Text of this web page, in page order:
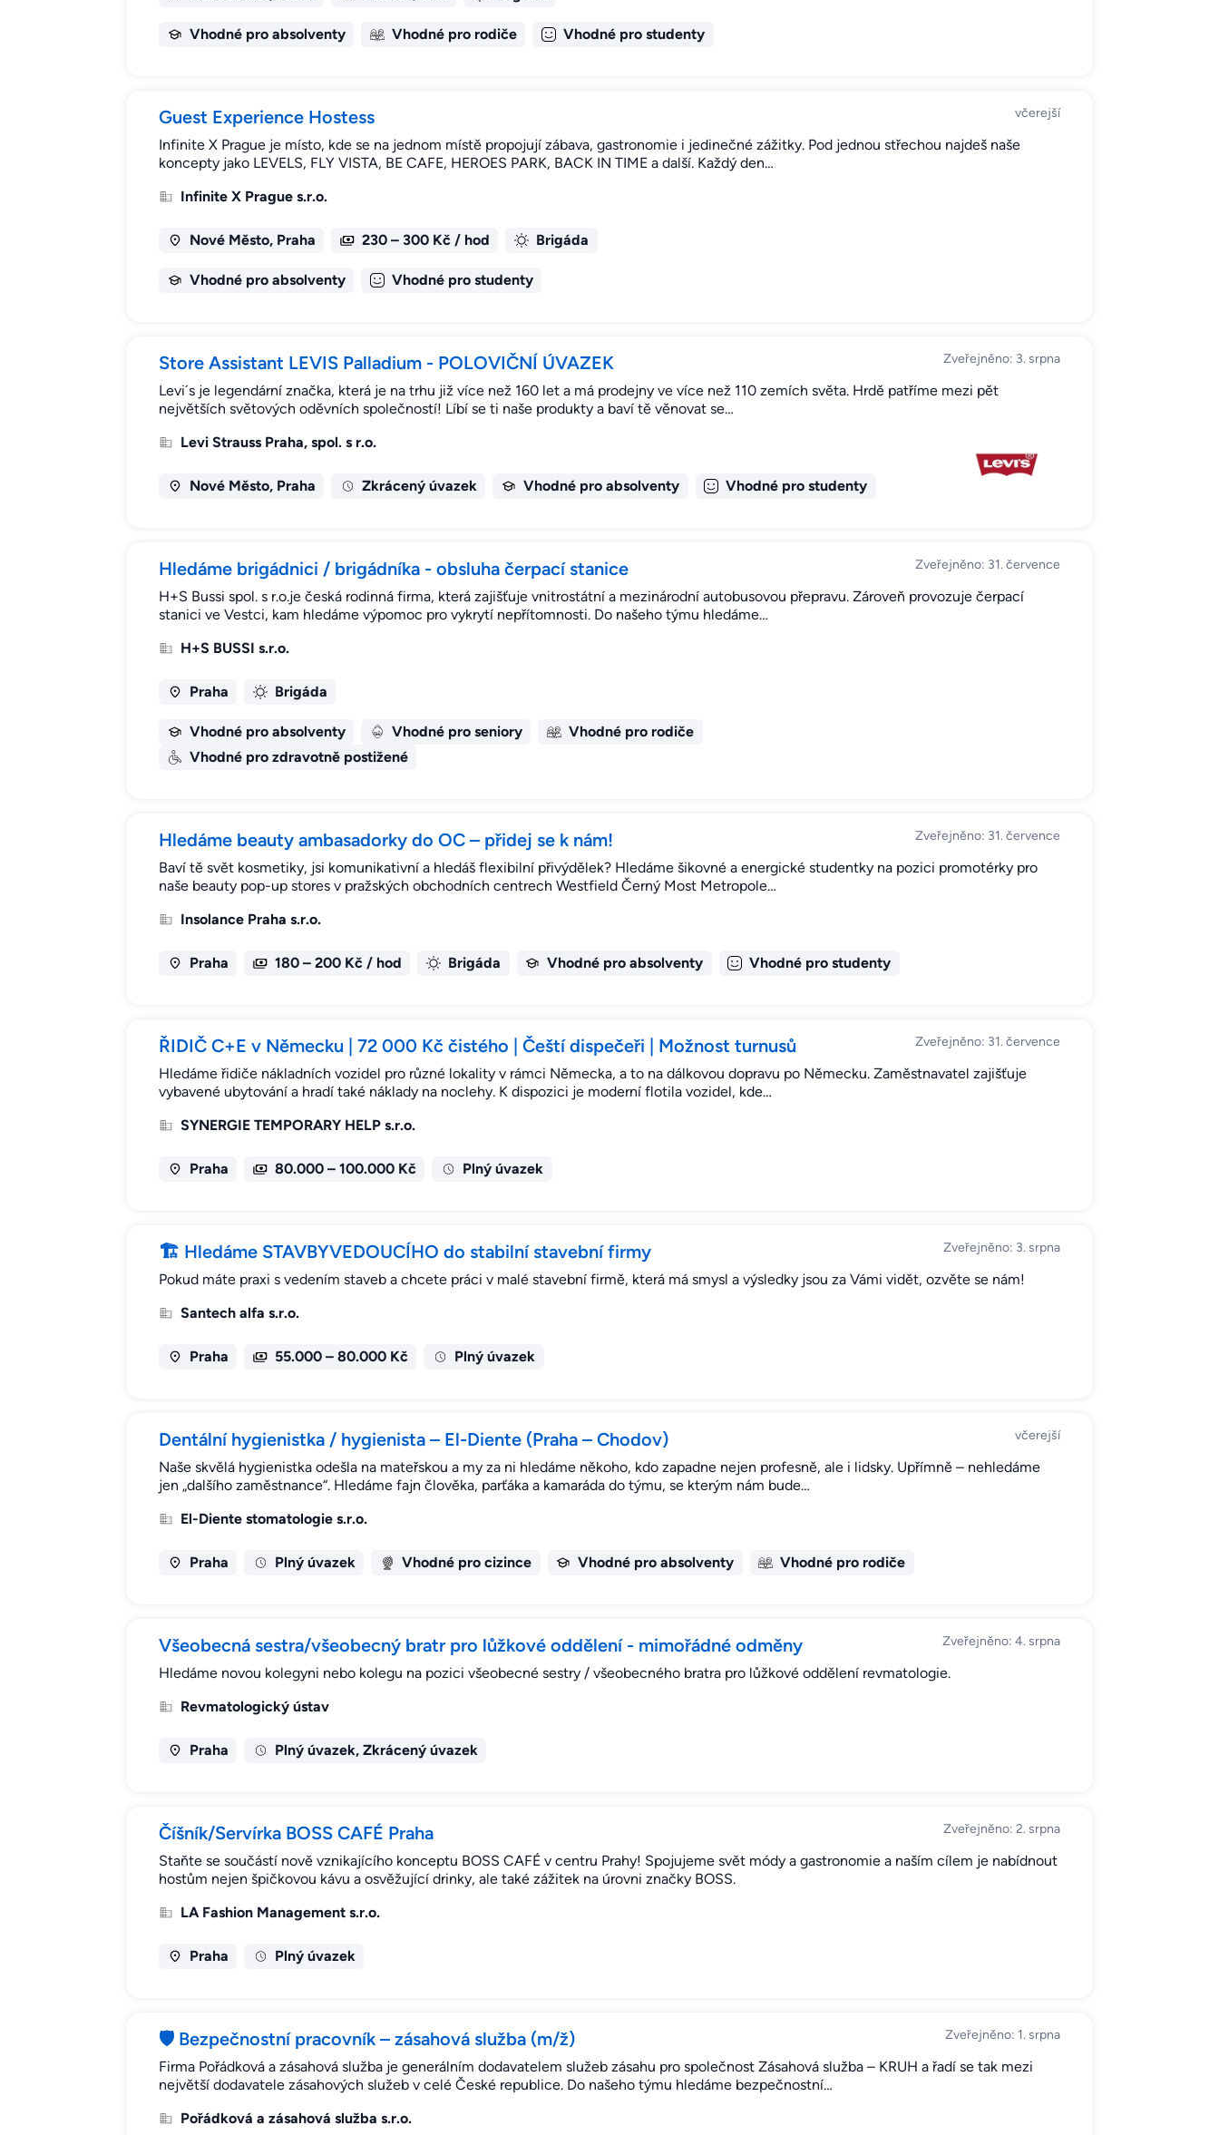
Vhodné pro absolventy Vhodné pro rodiče Vhodné pro studenty
Guest Experience Hostess včerejší
Infinite X Prague je místo, kde se na jednom místě propojují zábava, gastronomie i jedinečné zážitky. Pod jednou střechou najdeš naše
koncepty jako LEVELS, FLY VISTA, BE CAFE, HEROES PARK, BACK IN TIME a další. Každý den…
Infinite X Prague s.r.o.
Nové Město, Praha 230 – 300 Kč / hod Brigáda
Vhodné pro absolventy Vhodné pro studenty
Store Assistant LEVIS Palladium - POLOVIČNÍ ÚVAZEK Zveřejněno: 3. srpna
Levi´s je legendární značka, která je na trhu již více než 160 let a má prodejny ve více než 110 zemích světa. Hrdě patříme mezi pět
největších světových oděvních společností! Líbí se ti naše produkty a baví tě věnovat se…
Levi Strauss Praha, spol. s r.o.
Nové Město, Praha Zkrácený úvazek Vhodné pro absolventy Vhodné pro studenty
Hledáme brigádnici / brigádníka - obsluha čerpací stanice Zveřejněno: 31. července
H+S Bussi spol. s r.o.je česká rodinná firma, která zajišťuje vnitrostátní a mezinárodní autobusovou přepravu. Zároveň provozuje čerpací
stanici ve Vestci, kam hledáme výpomoc pro vykrytí nepřítomnosti. Do našeho týmu hledáme…
H+S BUSSI s.r.o.
Praha Brigáda
Vhodné pro absolventy Vhodné pro seniory
Vhodné pro rodiče
Vhodné pro zdravotně postižené
Hledáme beauty ambasadorky do OC – přidej se k nám! Zveřejněno: 31. července
Baví tě svět kosmetiky, jsi komunikativní a hledáš flexibilní přivýdělek? Hledáme šikovné a energické studentky na pozici promotérky pro
naše beauty pop-up stores v pražských obchodních centrech Westfield Černý Most Metropole…
Insolance Praha s.r.o.
Praha 180 – 200 Kč / hod Brigáda Vhodné pro absolventy Vhodné pro studenty
ŘIDIČ C+E v Německu | 72 000 Kč čistého | Čeští dispečeři | Možnost turnusů Zveřejněno: 31. července
Hledáme řidiče nákladních vozidel pro různé lokality v rámci Německa, a to na dálkovou dopravu po Německu. Zaměstnavatel zajišťuje
vybavené ubytování a hradí také náklady na noclehy. K dispozici je moderní flotila vozidel, kde…
SYNERGIE TEMPORARY HELP s.r.o.
Praha 80.000 – 100.000 Kč Plný úvazek
🏗 Hledáme STAVBYVEDOUCÍHO do stabilní stavební firmy Zveřejněno: 3. srpna
Pokud máte praxi s vedením staveb a chcete práci v malé stavební firmě, která má smysl a výsledky jsou za Vámi vidět, ozvěte se nám!
Santech alfa s.r.o.
Praha 55.000 – 80.000 Kč Plný úvazek
Dentální hygienistka / hygienista – El-Diente (Praha – Chodov) včerejší
Naše skvělá hygienistka odešla na mateřskou a my za ni hledáme někoho, kdo zapadne nejen profesně, ale i lidsky. Upřímně – nehledáme
jen „dalšího zaměstnance“. Hledáme fajn člověka, parťáka a kamaráda do týmu, se kterým nám bude…
El-Diente stomatologie s.r.o.
Praha Plný úvazek Vhodné pro cizince Vhodné pro absolventy Vhodné pro rodiče
Všeobecná sestra/všeobecný bratr pro lůžkové oddělení - mimořádné odměny Zveřejněno: 4. srpna
Hledáme novou kolegyni nebo kolegu na pozici všeobecné sestry / všeobecného bratra pro lůžkové oddělení revmatologie.
Revmatologický ústav
Praha Plný úvazek, Zkrácený úvazek
Číšník/Servírka BOSS CAFÉ Praha Zveřejněno: 2. srpna
Staňte se součástí nově vznikajícího konceptu BOSS CAFÉ v centru Prahy! Spojujeme svět módy a gastronomie a naším cílem je nabídnout
hostům nejen špičkovou kávu a osvěžující drinky, ale také zážitek na úrovni značky BOSS.
LA Fashion Management s.r.o.
Praha Plný úvazek
🛡️ Bezpečnostní pracovník – zásahová služba (m/ž) Zveřejněno: 1. srpna
Firma Pořádková a zásahová služba je generálním dodavatelem služeb zásahu pro společnost Zásahová služba – KRUH a řadí se tak mezi
největší dodavatele zásahových služeb v celé České republice. Do našeho týmu hledáme bezpečnostní…
Pořádková a zásahová služba s.r.o.